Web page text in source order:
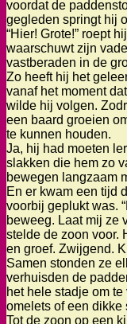
voordat de
gegleden springt hij
“Hier! Grote!” roept
waarschuwt zijn
vastberaden in de
Zo heeft hij het
vanaf het moment
wilde hij volgen.
een baard groeien
te kunnen houden.
Ja, hij had moeten
slakken die hem zo
bewegen langzaam
En er kwam een tijd
voorbij geplukt was.
beweeg. Laat mij ze
stelde de zoon voor.
en groef. Zwijgend.
Samen stonden ze
verhuisden de
het hele stadje om
omelets of een dikke
Tot de zoon op een